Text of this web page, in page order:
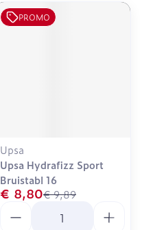
PROMO
Upsa
Upsa Hydrafizz Sport
Bruistabl 16
€ 9,89
€ 8,80